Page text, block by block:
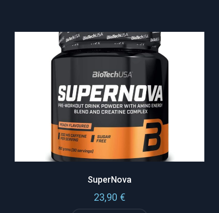
SuperNova
23,90 €